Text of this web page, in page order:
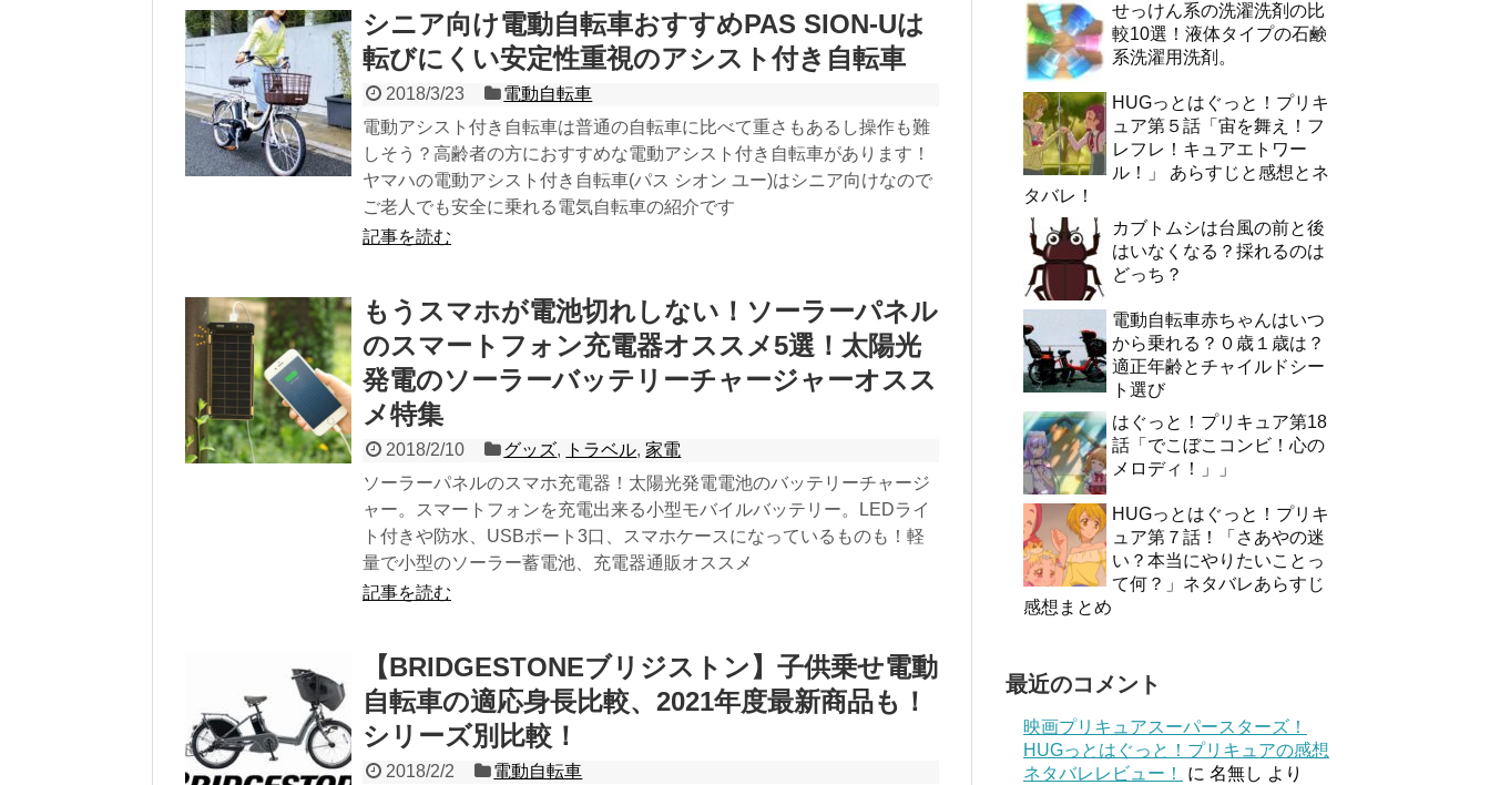
シニア向け電動自転車おすすめPAS SION-Uは
転びにくい安定性重視のアシスト付き自転車
2018/3/23
電動自転車
電動アシスト付き自転車は普通の自転車に比べて重さもあるし操作も難
しそう？高齢者の方におすすめな電動アシスト付き自転車があります！
ヤマハの電動アシスト付き自転車(パス シオン ユー)はシニア向けなので
ご老人でも安全に乗れる電気自転車の紹介です
記事を読む
もうスマホが電池切れしない！ソーラーパネル
のスマートフォン充電器オススメ5選！太陽光
発電のソーラーバッテリーチャージャーオスス
メ特集
2018/2/10 グッズ, トラベル,家電
ソーラーパネルのスマホ充電器！太陽光発電電池のバッテリーチャージ
ャー。スマートフォンを充電出来る小型モバイルバッテリー。LEDライ
ト付きや防水、USBポート3口、スマホケースになっているものも！軽
量で小型のソーラー蓄電池、充電器通販オススメ
記事を読む
【BRIDGESTONEブリジストン】子供乗せ電動
自転車の適応身長比較、2021年度最新商品も！
シリーズ別比較！
2018/2/2
電動自転車
せっけん系の洗濯洗剤の比
較10選！液体タイプの石鹸
系洗濯用洗剤。
HUGっとはぐっと！プリキ
ュア第５話「宙を舞え！フ
レフレ！キュアエトワー
ル！」 あらすじと感想とネ
タバレ！
カブトムシは台風の前と後
はいなくなる？採れるのは
どっち？
電動自転車赤ちゃんはいつ
から乗れる？０歳１歳は？
適正年齢とチャイルドシー
ト選び
はぐっと！プリキュア第18
話「でこぼこコンビ！心の
メロディ！」」
HUGっとはぐっと！プリキ
ュア第７話！「さあやの迷
い？本当にやりたいことっ
て何？」ネタバレあらすじ
感想まとめ
最近のコメント
映画プリキュアスーパースターズ！
HUGっとはぐっと！プリキュアの感想
ネタバレレビュー！
に 名無し より